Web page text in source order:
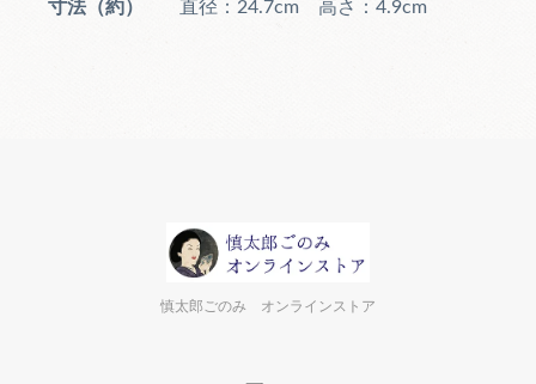
寸法（約） 直径：24.7cm 高さ：4.9cm
慎太郎ごのみ オンラインストア